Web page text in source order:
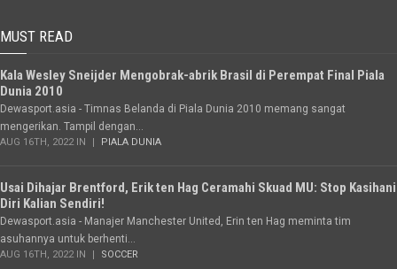
MUST READ
Kala Wesley Sneijder Mengobrak-abrik Brasil di Perempat Final Piala
Dunia 2010
Dewasport.asia - Timnas Belanda di Piala Dunia 2010 memang sangat
mengerikan. Tampil dengan...
AUG 16TH, 2022 IN PIALA DUNIA
Usai Dihajar Brentford, Erik ten Hag Ceramahi Skuad MU: Stop Kasihani
Diri Kalian Sendiri!
Dewasport.asia - Manajer Manchester United, Erin ten Hag meminta tim
asuhannya untuk berhenti...
AUG 16TH, 2022 IN SOCCER